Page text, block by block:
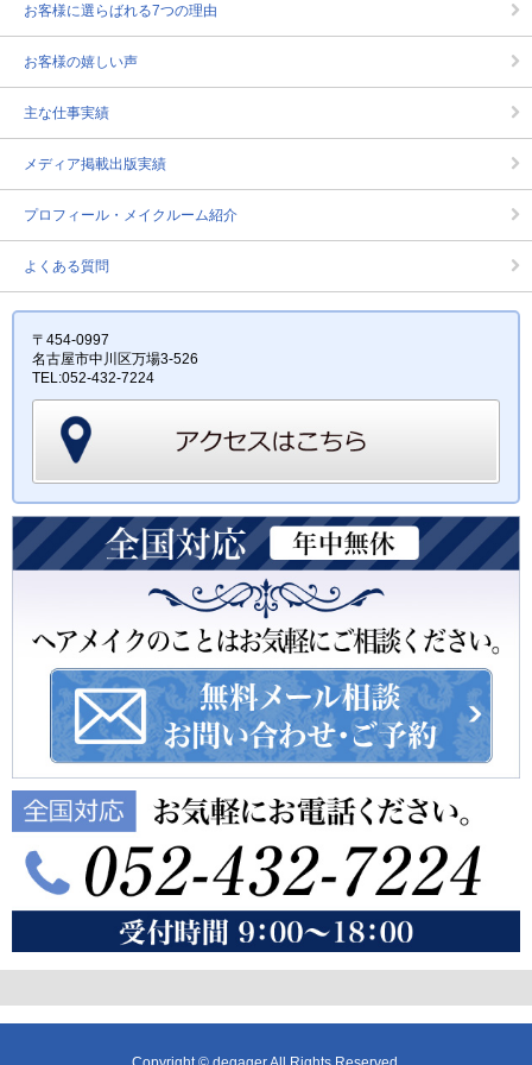
お客様に選らばれる7つの理由
お客様の嬉しい声
主な仕事実績
メディア掲載出版実績
プロフィール・メイクルーム紹介
よくある質問
〒454-0997
名古屋市中川区万場3-526
TEL:052-432-7224